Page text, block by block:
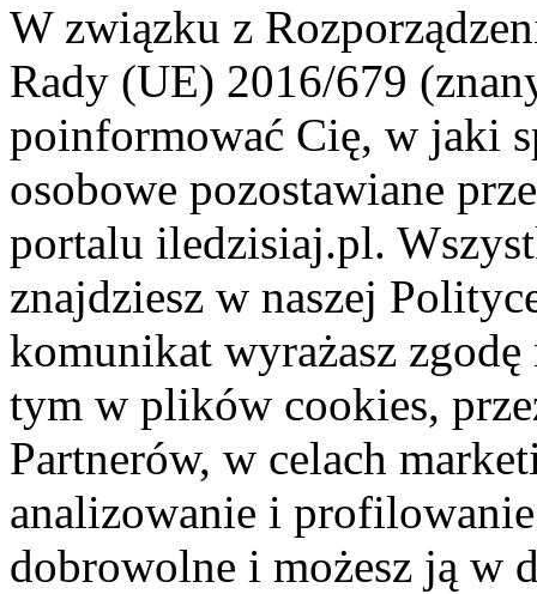
W związku z
Rady (UE) 2016/679
poinformować Cię, w jaki
osobowe pozostawiane
portalu iledzisiaj.pl.
znajdziesz w naszej
komunikat wyrażasz
tym w plików cookies,
Partnerów, w celach
analizowanie i
dobrowolne i możesz ją w